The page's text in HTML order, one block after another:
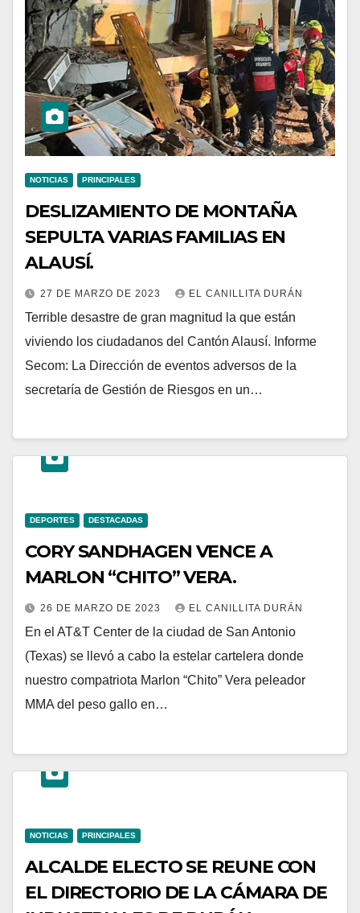
NOTICIAS PRINCIPALES
DESLIZAMIENTO DE MONTAÑA
SEPULTA VARIAS FAMILIAS EN
ALAUSÍ.
27 DE MARZO DE 2023 EL CANILLITA DURÁN
Terrible desastre de gran magnitud la que están
viviendo los ciudadanos del Cantón Alausí. Informe
Secom: La Dirección de eventos adversos de la
secretaría de Gestión de Riesgos en un…
DEPORTES DESTACADAS
CORY SANDHAGEN VENCE A
MARLON “CHITO” VERA.
26 DE MARZO DE 2023 EL CANILLITA DURÁN
En el AT&T Center de la ciudad de San Antonio
(Texas) se llevó a cabo la estelar cartelera donde
nuestro compatriota Marlon “Chito” Vera peleador
MMA del peso gallo en…
NOTICIAS PRINCIPALES
ALCALDE ELECTO SE REUNE CON
EL DIRECTORIO DE LA CÁMARA DE